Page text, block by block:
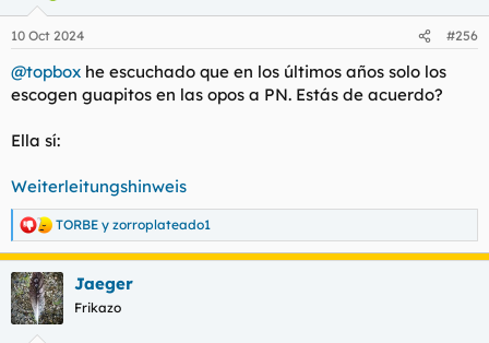
e
:
10 Oct 2024 #256
@topbox he escuchado que en los últimos años solo los
escogen guapitos en las opos a PN. Estás de acuerdo?
Ella sí:
Weiterleitungshinweis
R
e
a
c
c
i
TORBE y zorroplateado1
Jaeger
Frikazo